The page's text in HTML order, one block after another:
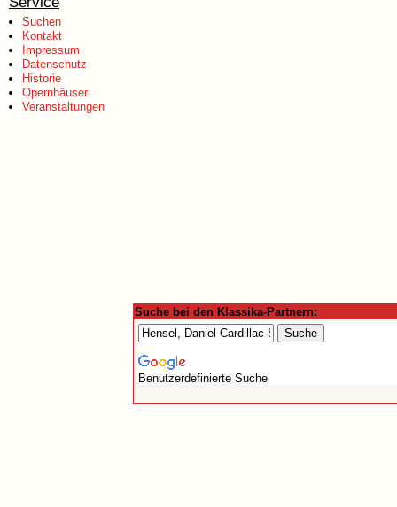
Suchen
Kontakt
Impressum
Datenschutz
Historie
Opernhäuser
Veranstaltungen
Suche bei den Klassika-Partnern:
Benutzerdefinierte Suche